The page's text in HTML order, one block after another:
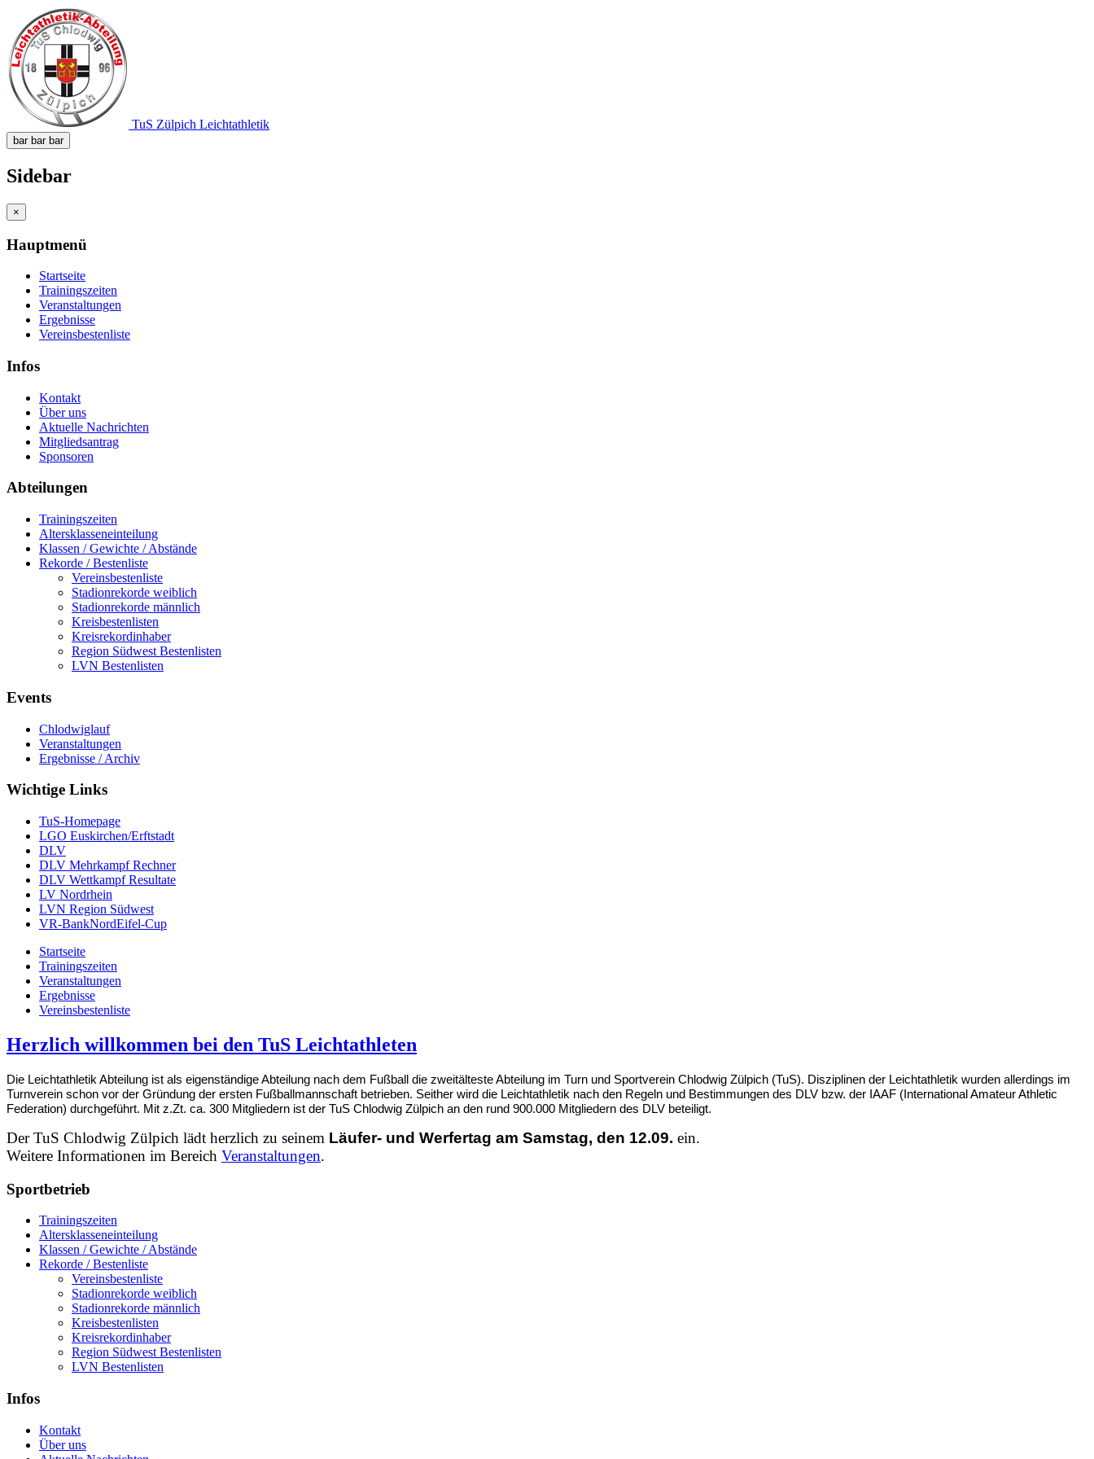
TuS Zülpich Leichtathletik
bar bar bar
Sidebar
×
Hauptmenü
Startseite
Trainingszeiten
Veranstaltungen
Ergebnisse
Vereinsbestenliste
Infos
Kontakt
Über uns
Aktuelle Nachrichten
Mitgliedsantrag
Sponsoren
Abteilungen
Trainingszeiten
Altersklasseneinteilung
Klassen / Gewichte / Abstände
Rekorde / Bestenliste
Vereinsbestenliste
Stadionrekorde weiblich
Stadionrekorde männlich
Kreisbestenlisten
Kreisrekordinhaber
Region Südwest Bestenlisten
LVN Bestenlisten
Events
Chlodwiglauf
Veranstaltungen
Ergebnisse / Archiv
Wichtige Links
TuS-Homepage
LGO Euskirchen/Erftstadt
DLV
DLV Mehrkampf Rechner
DLV Wettkampf Resultate
LV Nordrhein
LVN Region Südwest
VR-BankNordEifel-Cup
Startseite
Trainingszeiten
Veranstaltungen
Ergebnisse
Vereinsbestenliste
Herzlich willkommen bei den TuS Leichtathleten
Die Leichtathletik Abteilung ist als eigenständige Abteilung nach dem Fußball die zweitälteste Abteilung im Turn und Sportverein Chlodwig Zülpich (TuS). Disziplinen der Leichtathletik wurden allerdings im
Turnverein schon vor der Gründung der ersten Fußballmannschaft betrieben. Seither wird die Leichtathletik nach den Regeln und Bestimmungen des DLV bzw. der IAAF (International Amateur Athletic
Federation) durchgeführt. Mit z.Zt. ca. 300 Mitgliedern ist der TuS Chlodwig Zülpich an den rund 900.000 Mitgliedern des DLV beteiligt.
Der TuS Chlodwig Zülpich lädt herzlich zu seinem Läufer- und Werfertag am Samstag, den 12.09. ein.
Weitere Informationen im Bereich Veranstaltungen.
Sportbetrieb
Trainingszeiten
Altersklasseneinteilung
Klassen / Gewichte / Abstände
Rekorde / Bestenliste
Vereinsbestenliste
Stadionrekorde weiblich
Stadionrekorde männlich
Kreisbestenlisten
Kreisrekordinhaber
Region Südwest Bestenlisten
LVN Bestenlisten
Infos
Kontakt
Über uns